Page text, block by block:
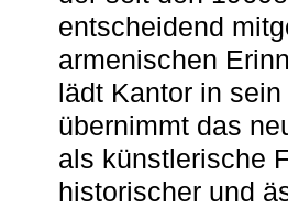
entscheidend
armenischen
lädt Kantor in
übernimmt das
als künstlerische
historischer und